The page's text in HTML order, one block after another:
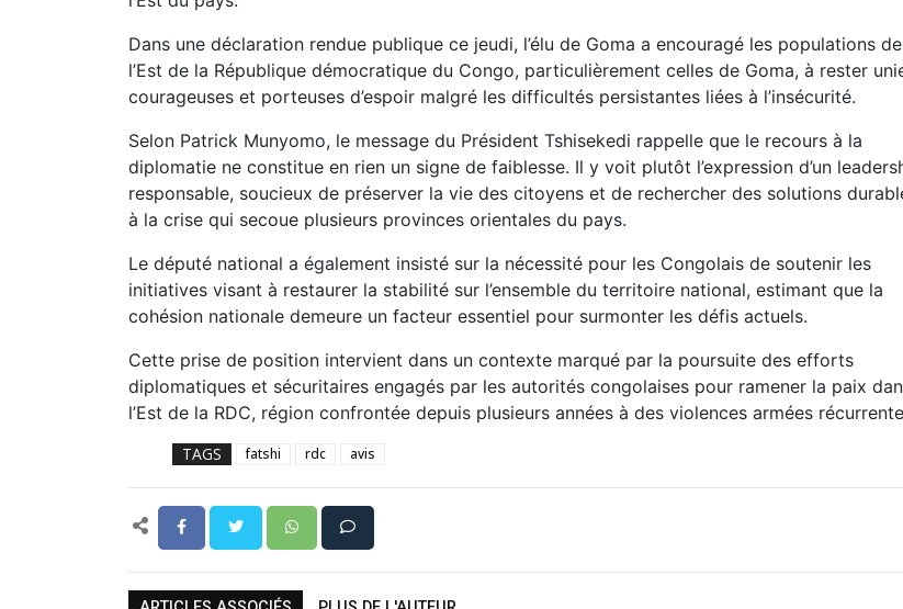
Dans une déclaration rendue publique ce jeudi, l’élu de Goma a encouragé les populations de
l’Est de la République démocratique du Congo, particulièrement celles de Goma, à rester
courageuses et porteuses d’espoir malgré les difficultés persistantes liées à l’insécurité.
Selon Patrick Munyomo, le message du Président Tshisekedi rappelle que le recours à la
diplomatie ne constitue en rien un signe de faiblesse. Il y voit plutôt l’expression d’un
responsable, soucieux de préserver la vie des citoyens et de rechercher des solutions
à la crise qui secoue plusieurs provinces orientales du pays.
Le député national a également insisté sur la nécessité pour les Congolais de soutenir les
initiatives visant à restaurer la stabilité sur l’ensemble du territoire national, estimant que la
cohésion nationale demeure un facteur essentiel pour surmonter les défis actuels.
Cette prise de position intervient dans un contexte marqué par la poursuite des efforts
diplomatiques et sécuritaires engagés par les autorités congolaises pour ramener la paix
l’Est de la RDC, région confrontée depuis plusieurs années à des violences armées
TAGS fatshi rdc avis